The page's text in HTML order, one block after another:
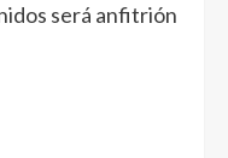
será anfitrión